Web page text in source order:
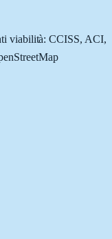
viabilità: CCISS, ACI,